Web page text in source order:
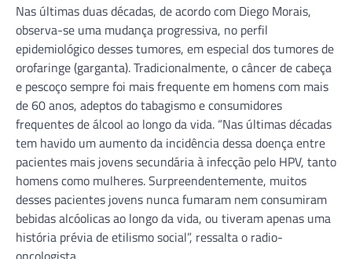
Nas últimas duas décadas, de acordo com Diego Morais,
observa-se uma mudança progressiva, no perfil
epidemiológico desses tumores, em especial dos tumores de
orofaringe (garganta). Tradicionalmente, o câncer de cabeça
e pescoço sempre foi mais frequente em homens com mais
de 60 anos, adeptos do tabagismo e consumidores
frequentes de álcool ao longo da vida. “Nas últimas décadas
tem havido um aumento da incidência dessa doença entre
pacientes mais jovens secundária à infecção pelo HPV, tanto
homens como mulheres. Surpreendentemente, muitos
desses pacientes jovens nunca fumaram nem consumiram
bebidas alcóolicas ao longo da vida, ou tiveram apenas uma
história prévia de etilismo social”, ressalta o radio-